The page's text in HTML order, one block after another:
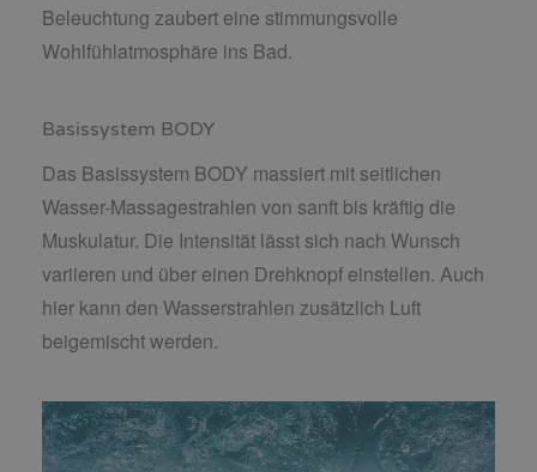
Beleuchtung zaubert eine stimmungsvolle
Wohlfühlatmosphäre ins Bad.
Basissystem BODY
Das Basissystem BODY massiert mit seitlichen
Wasser-Massagestrahlen von sanft bis kräftig die
Muskulatur. Die Intensität lässt sich nach Wunsch
variieren und über einen Drehknopf einstellen. Auch
hier kann den Wasserstrahlen zusätzlich Luft
beigemischt werden.